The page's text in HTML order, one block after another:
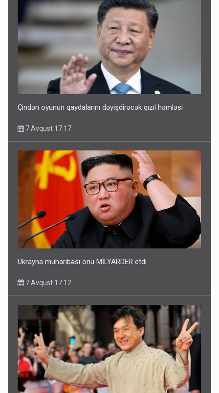
Çindən oyunun qaydalarını dəyişdirəcək qızıl həmləsi
7 Avqust 17:17
Ukrayna müharibəsi onu MİLYARDER etdi
7 Avqust 17:12